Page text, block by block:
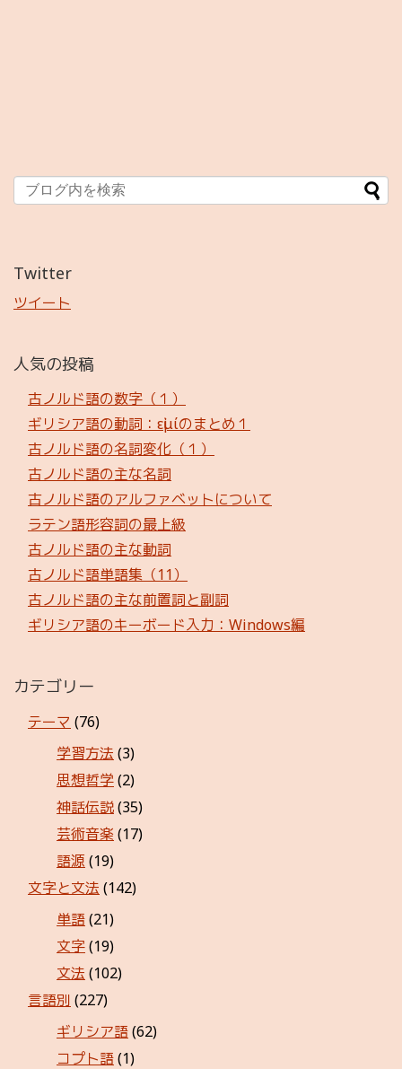
Twitter
ツイート
人気の投稿
古ノルド語の数字（１）
ギリシア語の動詞：εἰμίのまとめ１
古ノルド語の名詞変化（１）
古ノルド語の主な名詞
古ノルド語のアルファベットについて
ラテン語形容詞の最上級
古ノルド語の主な動詞
古ノルド語単語集（11）
古ノルド語の主な前置詞と副詞
ギリシア語のキーボード入力：Windows編
カテゴリー
テーマ (76)
学習方法 (3)
思想哲学(2)
神話伝説(35)
芸術音楽 (17)
語源 (19)
文字と文法 (142)
単語(21)
文字(19)
文法 (102)
言語別 (227)
ギリシア語(62)
コプト語(1)